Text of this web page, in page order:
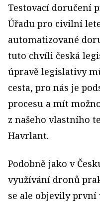
Testovací doručení
Úřadu pro civilní
automatizované
tuto chvíli česká
úpravě legislativy
cesta, pro nás je
procesu a mít
z našeho vlastního
Havrlant.
Podobně jako v
využívání dronů
se ale objevily